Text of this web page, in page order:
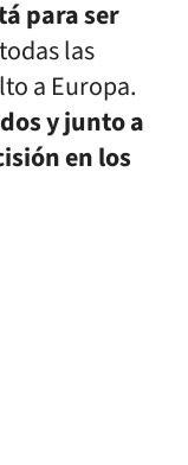
para ser
las
a Europa.
y junto a
en los